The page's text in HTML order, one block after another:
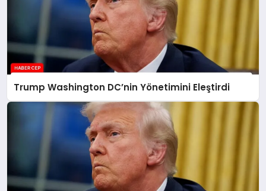
Trump Washington DC’nin Yönetimini Eleştirdi